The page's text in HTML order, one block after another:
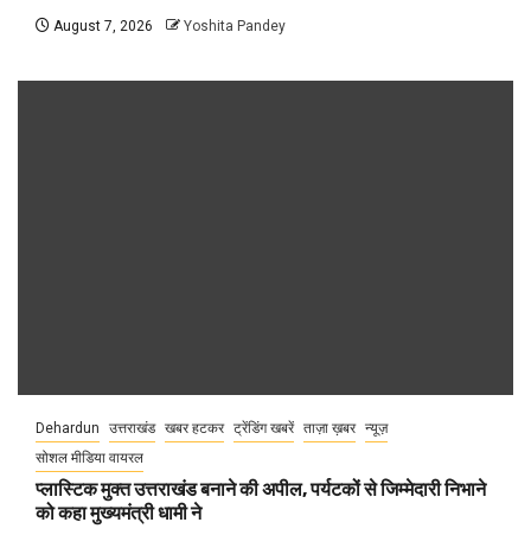
August 7, 2026 Yoshita Pandey
Dehardun उत्तराखंड खबर हटकर ट्रेंडिंग खबरें ताज़ा ख़बर न्यूज़
सोशल मीडिया वायरल
प्लास्टिक मुक्त उत्तराखंड बनाने की अपील, पर्यटकों से जिम्मेदारी निभाने
को कहा मुख्यमंत्री धामी ने